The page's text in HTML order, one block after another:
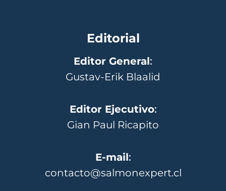
Editorial
Editor General:
Gustav-Erik Blaalid
Editor Ejecutivo:
Gian Paul Ricapito
E-mail:
contacto@salmonexpert.cl